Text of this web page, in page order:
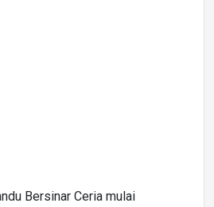
Bersinar Ceria mulai